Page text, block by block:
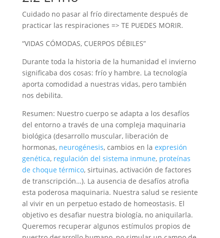
Cuidado no pasar al frío directamente después de
practicar las respiraciones => TE PUEDES MORIR.
“VIDAS CÓMODAS, CUERPOS DÉBILES”
Durante toda la historia de la humanidad el invierno
significaba dos cosas: frío y hambre. La tecnología
aporta comodidad a nuestras vidas, pero también
nos debilita.
Resumen: Nuestro cuerpo se adapta a los desafíos
del entorno a través de una compleja maquinaria
biológica (desarrollo muscular, liberación de
hormonas, neurogénesis, cambios en la expresión
genética, regulación del sistema inmune, proteínas
de choque térmico, sirtuinas, activación de factores
de transcripción…). La ausencia de desafíos atrofia
esta poderosa maquinaria. Nuestra salud se resiente
al vivir en un perpetuo estado de homeostasis. El
objetivo es desafiar nuestra biología, no aniquilarla.
Queremos recuperar algunos estímulos propios de